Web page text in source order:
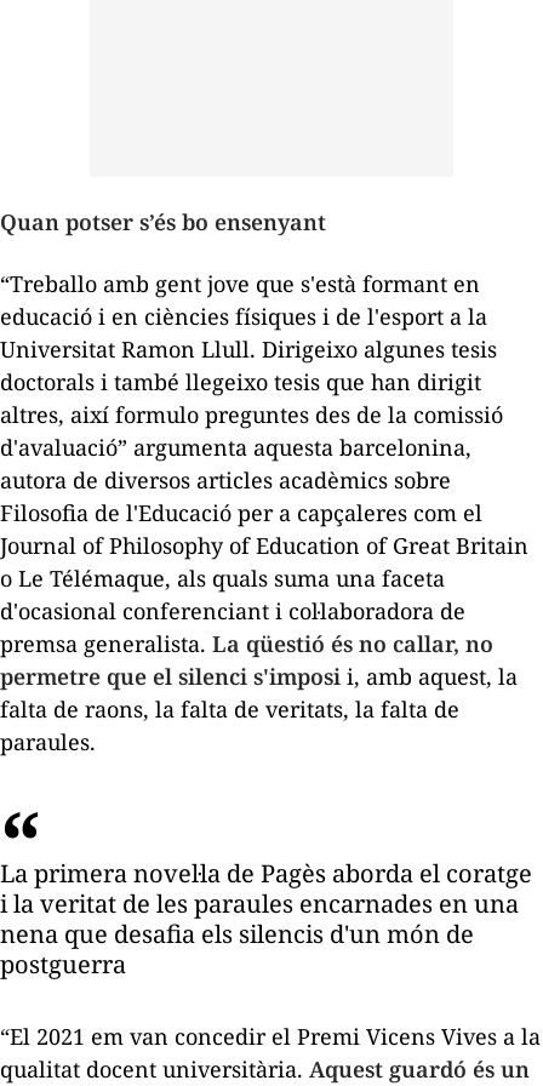
Quan potser s’és bo ensenyant
“Treballo amb gent jove que s'està formant en
educació i en ciències físiques i de l'esport a la
Universitat Ramon Llull. Dirigeixo algunes tesis
doctorals i també llegeixo tesis que han dirigit
altres, així formulo preguntes des de la comissió
d'avaluació” argumenta aquesta barcelonina,
autora de diversos articles acadèmics sobre
Filosofia de l'Educació per a capçaleres com el
Journal of Philosophy of Education of Great Britain
o Le Télémaque, als quals suma una faceta
d'ocasional conferenciant i col·laboradora de
premsa generalista. La qüestió és no callar, no
permetre que el silenci s'imposi i, amb aquest, la
falta de raons, la falta de veritats, la falta de
paraules.
La primera novel·la de Pagès aborda el coratge
i la veritat de les paraules encarnades en una
nena que desafia els silencis d'un món de
postguerra
“El 2021 em van concedir el Premi Vicens Vives a la
qualitat docent universitària. Aquest guardó és un